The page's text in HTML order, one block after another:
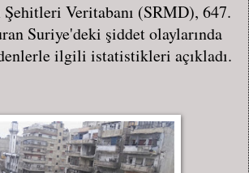
Veritabanı (SRMD), 647.
Suriye'deki şiddet olaylarında
ilgili istatistikleri açıkladı.